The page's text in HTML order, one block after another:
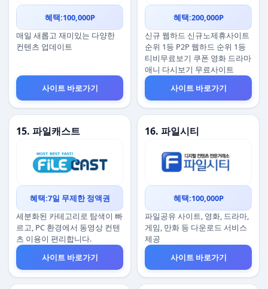
혜택:100,000P
매일 새롭고 재미있는 다양한
컨텐츠 업데이트
사이트 바로가기
혜택:200,000P
신규 웹하드 신규노제휴사이트
순위 1등 P2P 웹하드 순위 1등
티비무료보기 쿠폰 영화 드라마
애니 다시보기 무료사이트
사이트 바로가기
15. 파일캐스트
혜택:7일 무제한 정액권
세분화된 카테고리로 탐색이 빠
르고, PC 환경에서 동영상 컨텐
츠 이용이 편리합니다.
사이트 바로가기
16. 파일시티
혜택:100,000P
파일공유 사이트, 영화, 드라마,
게임, 만화 등 다운로드 서비스
제공
사이트 바로가기